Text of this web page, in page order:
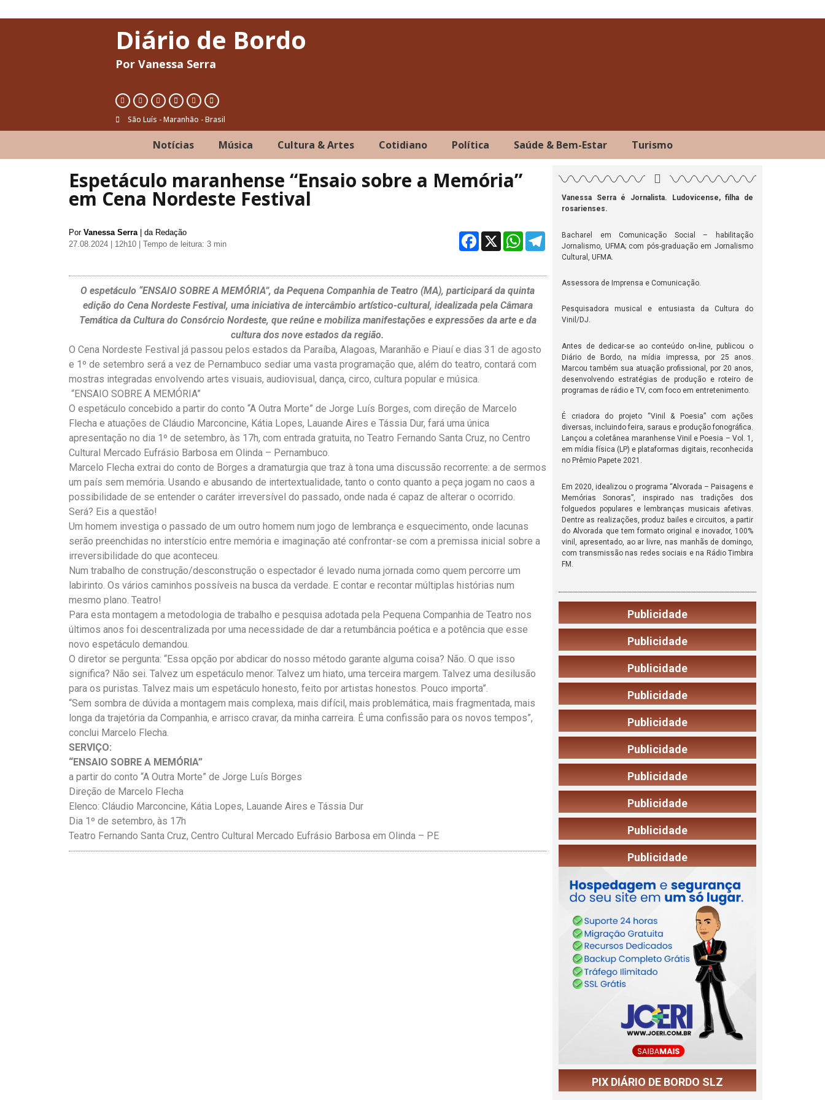
Diário de Bordo
Por Vanessa Serra
São Luís - Maranhão - Brasil
Notícias Música Cultura & Artes Cotidiano Política Saúde & Bem-Estar Turismo
Espetáculo maranhense “Ensaio sobre a Memória”
em Cena Nordeste Festival
Por Vanessa Serra| da Redação
27.08.2024 | 12h10
| Tempo de leitura: 3 min Facebook
X WhatsApp
Telegram
O espetáculo “ENSAIO SOBRE A MEMÓRIA”, da Pequena Companhia de Teatro (MA), participará da quinta
edição do Cena Nordeste Festival, uma iniciativa de intercâmbio artístico-cultural, idealizada pela Câmara
Temática da Cultura do Consórcio Nordeste, que reúne e mobiliza manifestações e expressões da arte e da
cultura dos nove estados da região.
O Cena Nordeste Festival já passou pelos estados da Paraíba, Alagoas, Maranhão e Piauí e dias 31 de agosto
e 1º de setembro será a vez de Pernambuco sediar uma vasta programação que, além do teatro, contará com
mostras integradas envolvendo artes visuais, audiovisual, dança, circo, cultura popular e música.
“ENSAIO SOBRE A MEMÓRIA”
O espetáculo concebido a partir do conto “A Outra Morte” de Jorge Luís Borges, com direção de Marcelo
Flecha e atuações de Cláudio Marconcine, Kátia Lopes, Lauande Aires e Tássia Dur, fará uma única
apresentação no dia 1º de setembro, às 17h, com entrada gratuita, no Teatro Fernando Santa Cruz, no Centro
Cultural Mercado Eufrásio Barbosa em Olinda – Pernambuco.
Marcelo Flecha extrai do conto de Borges a dramaturgia que traz à tona uma discussão recorrente: a de sermos
um país sem memória. Usando e abusando de intertextualidade, tanto o conto quanto a peça jogam no caos a
possibilidade de se entender o caráter irreversível do passado, onde nada é capaz de alterar o ocorrido.
Será? Eis a questão!
Um homem investiga o passado de um outro homem num jogo de lembrança e esquecimento, onde lacunas
serão preenchidas no interstício entre memória e imaginação até confrontar-se com a premissa inicial sobre a
irreversibilidade do que aconteceu.
Num trabalho de construção/desconstrução o espectador é levado numa jornada como quem percorre um
labirinto. Os vários caminhos possíveis na busca da verdade. E contar e recontar múltiplas histórias num
mesmo plano. Teatro!
Para esta montagem a metodologia de trabalho e pesquisa adotada pela Pequena Companhia de Teatro nos
últimos anos foi descentralizada por uma necessidade de dar a retumbância poética e a potência que esse
novo espetáculo demandou.
O diretor se pergunta: “Essa opção por abdicar do nosso método garante alguma coisa? Não. O que isso
significa? Não sei. Talvez um espetáculo menor. Talvez um hiato, uma terceira margem. Talvez uma desilusão
para os puristas. Talvez mais um espetáculo honesto, feito por artistas honestos. Pouco importa”.
“Sem sombra de dúvida a montagem mais complexa, mais difícil, mais problemática, mais fragmentada, mais
longa da trajetória da Companhia, e arrisco cravar, da minha carreira. É uma confissão para os novos tempos”,
conclui Marcelo Flecha.
SERVIÇO:
“ENSAIO SOBRE A MEMÓRIA”
a partir do conto “A Outra Morte” de Jorge Luís Borges
Direção de Marcelo Flecha
Elenco: Cláudio Marconcine, Kátia Lopes, Lauande Aires e Tássia Dur
Dia 1º de setembro, às 17h
Teatro Fernando Santa Cruz, Centro Cultural Mercado Eufrásio Barbosa em Olinda – PE
Vanessa Serra é Jornalista. Ludovicense, filha de
rosarienses.
Bacharel em Comunicação Social – habilitação
Jornalismo, UFMA; com pós-graduação em Jornalismo
Cultural, UFMA.
Assessora de Imprensa e Comunicação.
Pesquisadora musical e entusiasta da Cultura do
Vinil/DJ.
Antes de dedicar-se ao conteúdo on-line, publicou o
Diário de Bordo, na mídia impressa, por 25 anos.
Marcou também sua atuação profissional, por 20 anos,
desenvolvendo estratégias de produção e roteiro de
programas de rádio e TV, com foco em entretenimento.
É criadora do projeto “Vinil & Poesia” com ações
diversas, incluindo feira, saraus e produção fonográfica.
Lançou a coletânea maranhense Vinil e Poesia – Vol. 1,
em mídia física (LP) e plataformas digitais, reconhecida
no Prêmio Papete 2021.
Em 2020, idealizou o programa “Alvorada – Paisagens e
Memórias Sonoras”, inspirado nas tradições dos
folguedos populares e lembranças musicais afetivas.
Dentre as realizações, produz bailes e circuitos, a partir
do Alvorada que tem formato original e inovador, 100%
vinil, apresentado, ao ar livre, nas manhãs de domingo,
com transmissão nas redes sociais e na Rádio Timbira
FM.
Publicidade
Publicidade
Publicidade
Publicidade
Publicidade
Publicidade
Publicidade
Publicidade
Publicidade
Publicidade
PIX DIÁRIO DE BORDO SLZ